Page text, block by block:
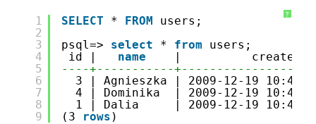
?
1
2
3
4
5
6
7
8
9
SELECT * FROM
users;
psql=> select * from
users;
id | name
|          created
----+-----------
3 | Agnieszka | 2009-12-19
4 | Dominika  | 2009-12-19
1 | Dalia     | 2009-12-19
(3 rows )